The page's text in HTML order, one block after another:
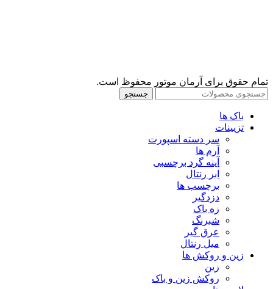
تمام حقوق برای آرمان موتور محفوظ است.
جستجو
باک ها
تزیینات
سر دسته اسپورت
آرم ها
آینه گرد برچسبی
ابر رنتال
برچسب ها
دزدگیر
زه باک
شبرنگ
عرق گیر
میل رنتال
زین و روکش ها
زین
روکش زین و باک